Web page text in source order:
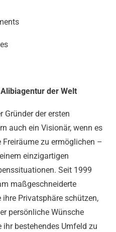
der Welt
Gründer der ersten
auch ein Visionär, wenn es
zu ermöglichen –
einzigartigen
Seit 1999
maßgeschneiderte
Privatsphäre schützen,
persönliche Wünsche
bestehendes Umfeld zu